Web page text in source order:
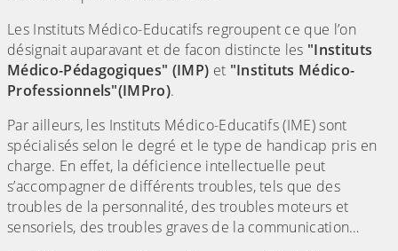
Les Instituts Médico-Educatifs regroupent ce que l’on
désignait auparavant et de facon distincte les "Instituts
Médico-Pédagogiques" (IMP) et "Instituts Médico-
Professionnels"(IMPro).
Par ailleurs, les Instituts Médico-Educatifs (IME) sont
spécialisés selon le degré et le type de handicap pris en
charge. En effet, la déficience intellectuelle peut
s’accompagner de différents troubles, tels que des
troubles de la personnalité, des troubles moteurs et
sensoriels, des troubles graves de la communication…